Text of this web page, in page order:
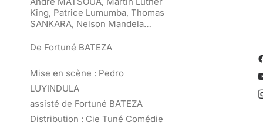
King, Patrice Lumumba, Thomas
SANKARA, Nelson Mandela…
De Fortuné BATEZA
Mise en scène : Pedro
LUYINDULA
assisté de Fortuné BATEZA
Distribution : Cie Tuné Comédie